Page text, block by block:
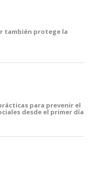
también protege la
para prevenir el
desde el primer día